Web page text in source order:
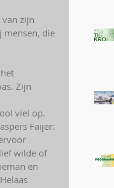
van zijn
mensen, die
Zijn
viel op.
Faijer:
wilde of
en